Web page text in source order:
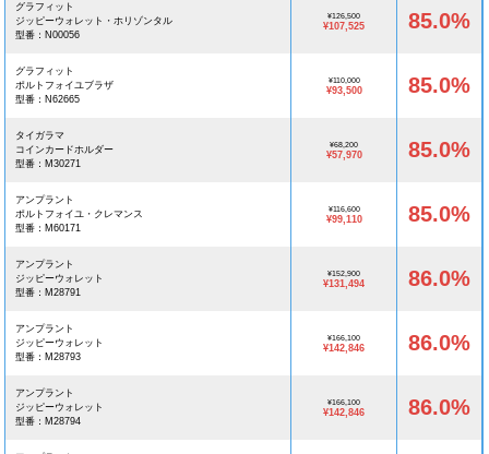
グラフィット
ジッピーウォレット・ホリゾンタル
型番：N00056
¥126,500
¥107,525 85.0%
グラフィット
ポルトフォイユブラザ
型番：N62665
¥110,000
¥93,500 85.0%
タイガラマ
コインカードホルダー
型番：M30271
¥68,200
¥57,970 85.0%
アンプラント
ポルトフォイユ・クレマンス
型番：M60171
¥116,600
¥99,110 85.0%
アンプラント
ジッピーウォレット
型番：M28791
¥152,900
¥131,494 86.0%
アンプラント
ジッピーウォレット
型番：M28793
¥166,100
¥142,846 86.0%
アンプラント
ジッピーウォレット
型番：M28794
¥166,100
¥142,846 86.0%